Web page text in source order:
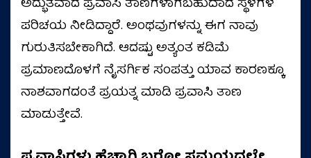
ಪರಿಚಯ ನೀಡಿದ್ದಾರೆ. ಅಂಥವುಗಳನ್ನು ಈಗ ನಾವು
ಗುರುತಿಸಬೇಕಾಗಿದೆ. ಆದಷ್ಟು ಅತ್ಯಂತ ಕಡಿಮೆ
ಪ್ರಮಾಣದೊಳಗೆ ನೈಸರ್ಗಿಕ ಸಂಪತ್ತು ಯಾವ ಕಾರಣಕ್ಕೂ
ನಾಶವಾಗದಂತೆ ಪ್ರಯತ್ನ ಮಾಡಿ ಪ್ರವಾಸಿ ತಾಣ
ಮಾಡುತ್ತೇವೆ.